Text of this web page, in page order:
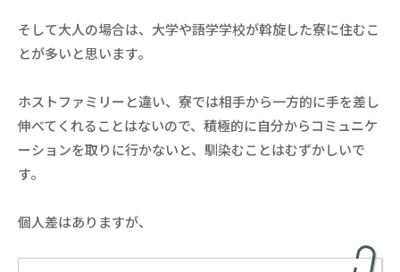
そして大人の場合は、大学や語学学校が斡旋した寮に住むこ
とが多いと思います。
ホストファミリーと違い、寮では相手から一方的に手を差し
伸べてくれることはないので、積極的に自分からコミュニケ
ーションを取りに行かないと、馴染むことはむずかしいで
す。
個人差はありますが、